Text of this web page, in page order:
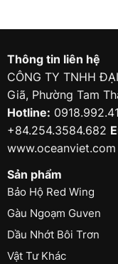
Thông tin liên hệ
CÔNG TY TNHH
Giã, Phường Tam
Hotline:
+84.254.3584.682
www.oceanviet.com
Sản phẩm
Bảo Hộ Red Wing
Gàu Ngoạm Guven
Dầu Nhớt Bôi Trơn
Vật Tư Khác